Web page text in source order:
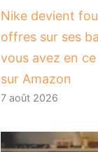
Nike devient
offres sur ses
vous avez en
sur Amazon
7 août 2026